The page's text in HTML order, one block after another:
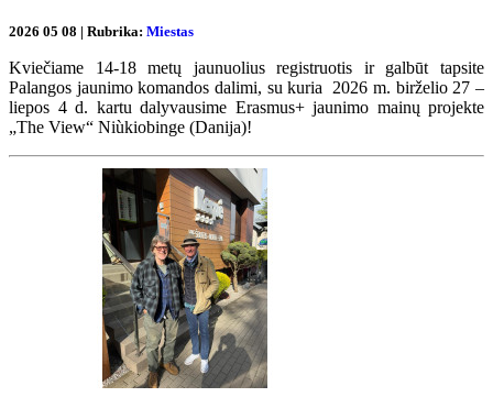
2026 05 08 | Rubrika: Miestas
Kviečiame 14-18 metų jaunuolius registruotis ir galbūt tapsite
Palangos jaunimo komandos dalimi, su kuria 2026 m. birželio 27 –
liepos 4 d. kartu dalyvausime Erasmus+ jaunimo mainų projekte
„The View“ Niùkiobinge (Danija)!